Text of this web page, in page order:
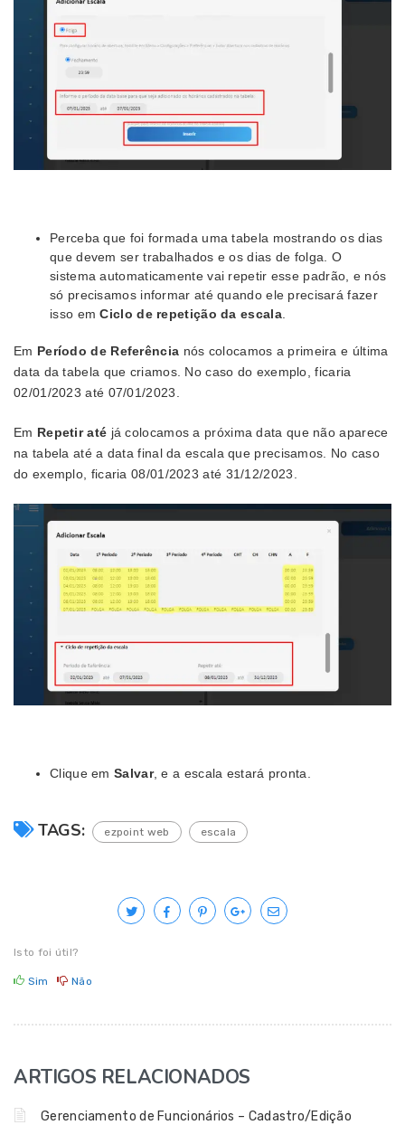
Perceba que foi formada uma tabela mostrando os dias
que devem ser trabalhados e os dias de folga. O
sistema automaticamente vai repetir esse padrão, e nós
só precisamos informar até quando ele precisará fazer
isso emCiclo de repetição da escala.
Em Período de Referência nós colocamos a primeira e última
data da tabela que criamos. No caso do exemplo, ficaria
02/01/2023 até 07/01/2023.
Em Repetir até já colocamos a próxima data que não aparece
na tabela até a data final da escala que precisamos. No caso
do exemplo, ficaria 08/01/2023 até 31/12/2023.
Clique em Salvar, e a escala estará pronta.
TAGS: ezpoint web escala
Isto foi útil?
Sim Não
ARTIGOS RELACIONADOS
Gerenciamento de Funcionários – Cadastro/Edição